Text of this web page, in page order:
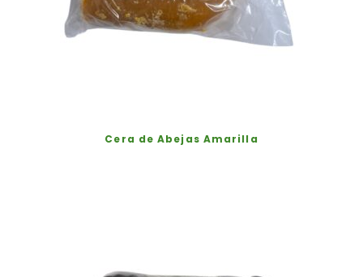
Cera de Abejas Amarilla